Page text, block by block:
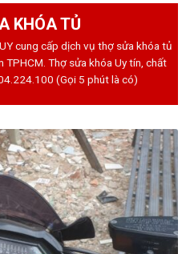
KHÓA TỦ
cung cấp dịch vụ thợ sửa khóa tủ
TPHCM. Thợ sửa khóa Uy tín, chất
(Gọi 5 phút là có)